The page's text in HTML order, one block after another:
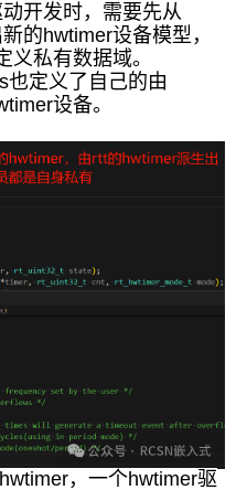
开发时，需要先从
的hwtimer设备模型，
私有数据域。
也定义了自己的由
设备。
，一个hwtimer驱